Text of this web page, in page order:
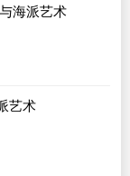
海派艺术
艺术